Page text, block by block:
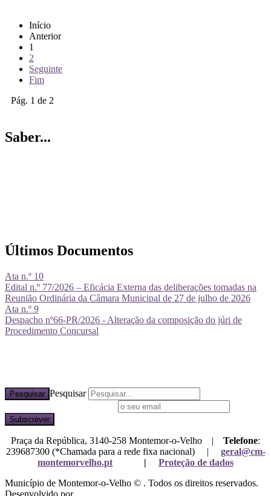
Início
Anterior
1
2
Seguinte
Fim
Pág. 1 de 2
Saber...
Últimos Documentos
Ata n.º 10
Edital n.º 77/2026 – Eficácia Externa das deliberações tomadas na
Reunião Ordinária da Câmara Municipal de 27 de julho de 2026
Ata n.º 9
Despacho nº66-PR/2026 - Alteração da composição do júri de
Procedimento Concursal
Pesquisar Pesquisar
Praça da República, 3140-258 Montemor-o-Velho | Telefone:
239687300 (*Chamada para a rede fixa nacional) | geral@cm-
montemorvelho.pt
| Proteção de dados
Município de Montemor-o-Velho © . Todos os direitos reservados.
Desenvolvido por